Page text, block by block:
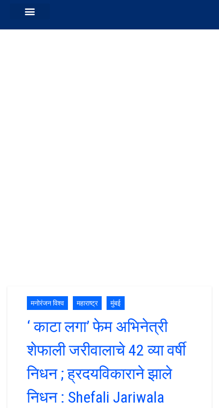
मनोरंजन विश्व महाराष्ट्र मुंबई
‘ काटा लगा’ फेम अभिनेत्री
शेफाली जरीवालाचे 42 व्या वर्षी
निधन ; ह्रदयविकाराने झाले
निधन : Shefali Jariwala